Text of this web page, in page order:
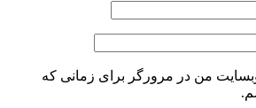
وبسایت من در مرورگر برای زمانی که